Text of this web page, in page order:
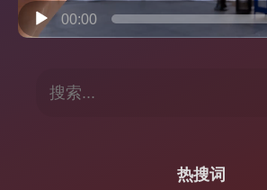
00:00
热搜词